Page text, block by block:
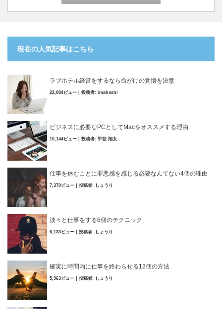
現在の人気記事はこちら
ラブホテル経営をするなら命がけの覚悟を決意
22,084ビュー 投稿者: imahashi
ビジネスに必要なPCとしてMacをオススメする理由
10,144ビュー 投稿者: 甲斐 翔太
仕事を休むことに罪悪感を感じる必要なんてない4個の理由
7,370ビュー 投稿者: しょうり
淡々と仕事をする6個のテクニック
6,133ビュー 投稿者: しょうり
確実に時間内に仕事を終わらせる12個の方法
5,963ビュー 投稿者: しょうり